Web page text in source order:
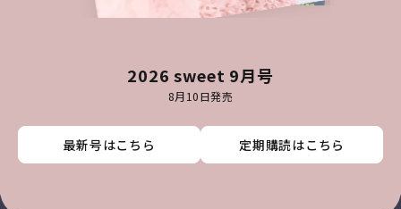
2026 sweet 9月号
8月10日発売
最新号はこちら 定期購読はこちら
最新号はこちら 定期購読はこちら
最新号はこちら 定期購読はこちら
最新号はこちら 定期購読はこちら